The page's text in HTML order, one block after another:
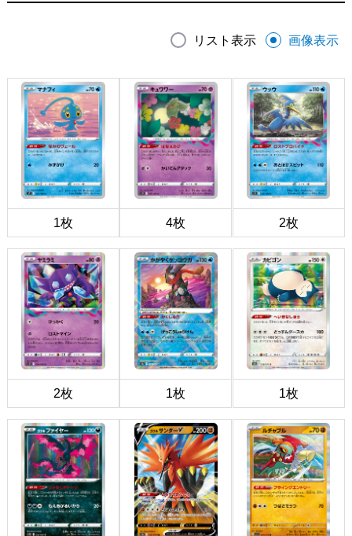
リスト表示 画像表示
1枚 4枚 2枚
2枚 1枚 1枚